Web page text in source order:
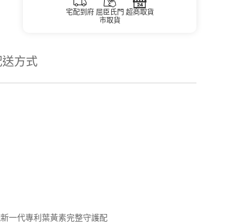
宅配到府 屈臣氏門
市取貨
超商取貨
方式
一代專利葉黃素完整守護配